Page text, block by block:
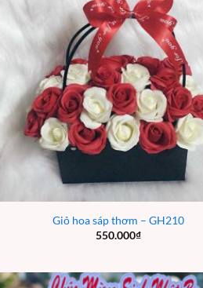
Giỏ hoa sáp thơm – GH210
550.000₫